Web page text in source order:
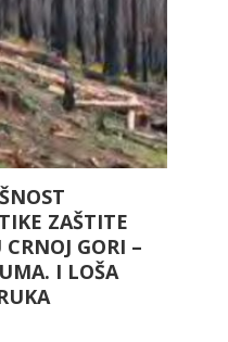
ZAŠTITE
GORI –
I LOŠA